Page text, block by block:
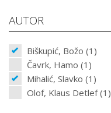
AUTOR
Biškupić, Božo (1)
Čavrk, Hamo (1)
Mihalić, Slavko (1)
Olof, Klaus Detlef (1)